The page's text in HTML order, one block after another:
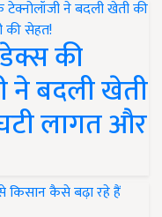
की
ने बदली खेती
लागत और